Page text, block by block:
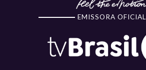
EMISSORA OFICIAL